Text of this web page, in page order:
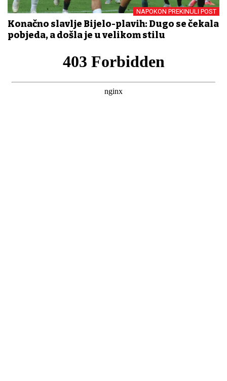
NAPOKON PREKINULI POST
Konačno slavlje Bijelo-plavih: Dugo se čekala
pobjeda, a došla je u velikom stilu